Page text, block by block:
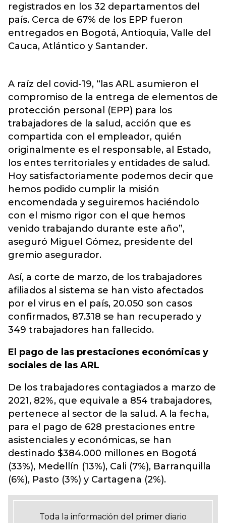
registrados en los 32 departamentos del
país. Cerca de 67% de los EPP fueron
entregados en Bogotá, Antioquia, Valle del
Cauca, Atlántico y Santander.
A raíz del covid-19, “las ARL asumieron el
compromiso de la entrega de elementos de
protección personal (EPP) para los
trabajadores de la salud, acción que es
compartida con el empleador, quién
originalmente es el responsable, al Estado,
los entes territoriales y entidades de salud.
Hoy satisfactoriamente podemos decir que
hemos podido cumplir la misión
encomendada y seguiremos haciéndolo
con el mismo rigor con el que hemos
venido trabajando durante este año”,
aseguró Miguel Gómez, presidente del
gremio asegurador.
Así, a corte de marzo, de los trabajadores
afiliados al sistema se han visto afectados
por el virus en el país, 20.050 son casos
confirmados, 87.318 se han recuperado y
349 trabajadores han fallecido.
El pago de las prestaciones económicas y
sociales de las ARL
De los trabajadores contagiados a marzo de
2021, 82%, que equivale a 854 trabajadores,
pertenece al sector de la salud. A la fecha,
para el pago de 628 prestaciones entre
asistenciales y económicas, se han
destinado $384.000 millones en Bogotá
(33%), Medellín (13%), Cali (7%), Barranquilla
(6%), Pasto (3%) y Cartagena (2%).
Toda la información del primer diario